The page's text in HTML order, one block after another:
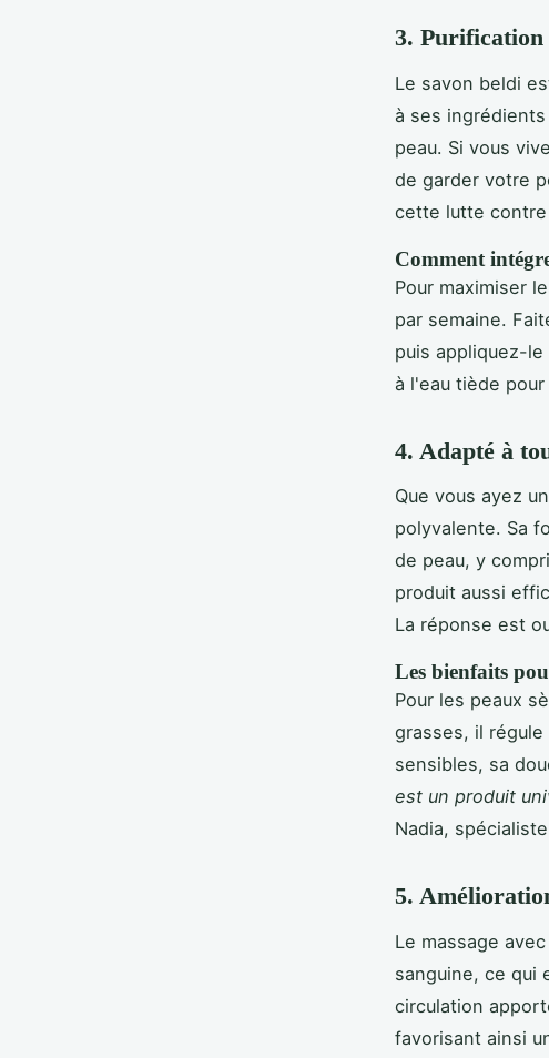
3. Purification
Le savon beldi
à ses
peau. Si vous
de garder votre
cette lutte contre
Comment
Pour maximiser
par semaine.
puis appliquez-
à l'eau tiède
4. Adapté à
Que vous ayez
polyvalente. Sa
de peau, y
produit aussi
La réponse est
Les bienfaits
Pour les peaux
grasses, il
sensibles, sa
est un produit
Nadia,
5.
Le massage
sanguine, ce qui
circulation
favorisant ainsi